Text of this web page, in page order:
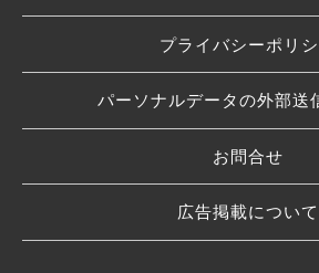
プライバシーポリ
パーソナルデータの外部送
お問合せ
広告掲載について